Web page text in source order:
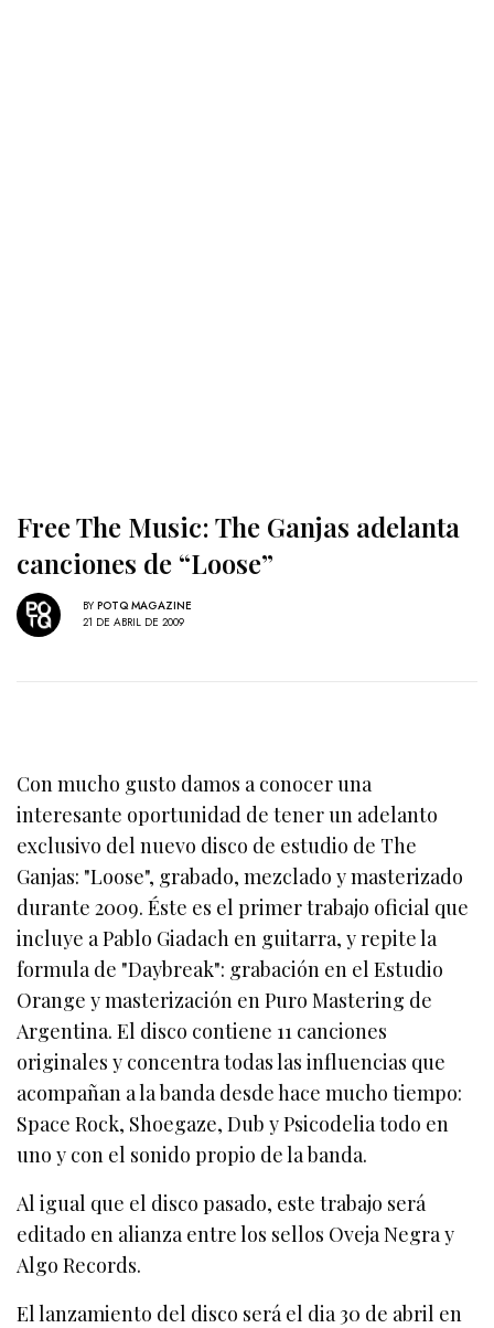
Free The Music: The Ganjas adelanta
canciones de “Loose”
BY POTQ MAGAZINE
21 DE ABRIL DE 2009
Con mucho gusto damos a conocer una
interesante oportunidad de tener un adelanto
exclusivo del nuevo disco de estudio de The
Ganjas: "Loose", grabado, mezclado y masterizado
durante 2009. Éste es el primer trabajo oficial que
incluye a Pablo Giadach en guitarra, y repite la
formula de "Daybreak": grabación en el Estudio
Orange y masterización en Puro Mastering de
Argentina. El disco contiene 11 canciones
originales y concentra todas las influencias que
acompañan a la banda desde hace mucho tiempo:
Space Rock, Shoegaze, Dub y Psicodelia todo en
uno y con el sonido propio de la banda.
Al igual que el disco pasado, este trabajo será
editado en alianza entre los sellos Oveja Negra y
Algo Records.
El lanzamiento del disco será el dia 30 de abril en